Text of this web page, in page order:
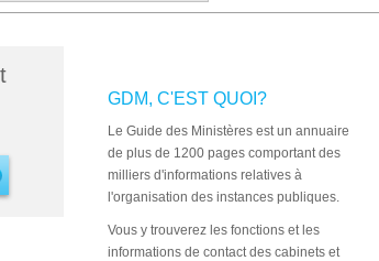
GDM, C'EST QUOI?
Le Guide des Ministères est un annuaire
de plus de 1200 pages comportant des
milliers d'informations relatives à
l'organisation des instances publiques.
Vous y trouverez les fonctions et les
informations de contact des cabinets et